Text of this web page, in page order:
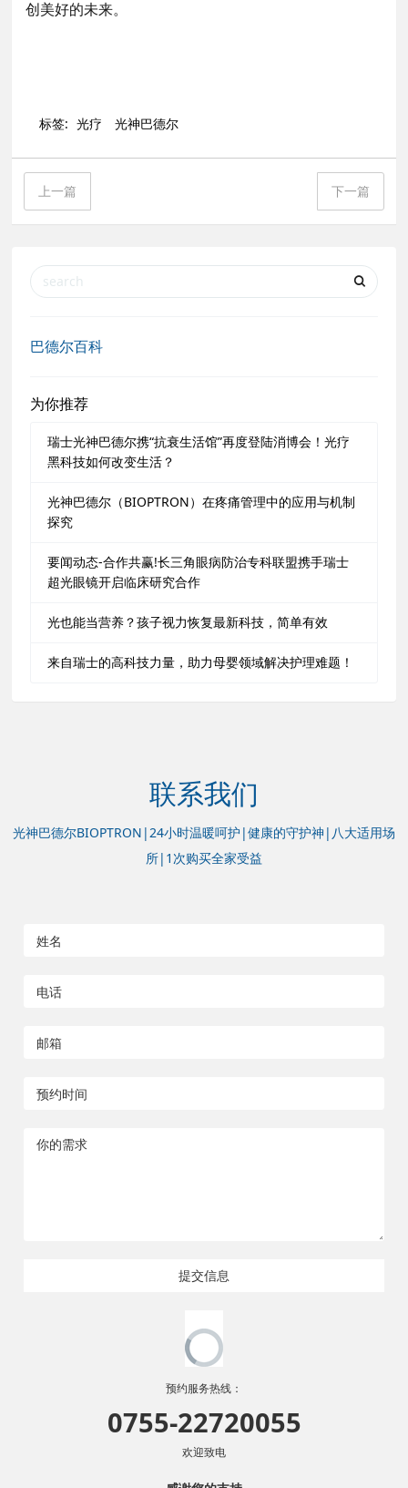
创美好的未来。
标签: 光疗 光神巴德尔
上一篇 下一篇
巴德尔百科
为你推荐
瑞士光神巴德尔携“抗衰生活馆”再度登陆消博会！光疗
黑科技如何改变生活？
光神巴德尔（BIOPTRON）在疼痛管理中的应用与机制
探究
要闻动态-合作共赢!长三角眼病防治专科联盟携手瑞士
超光眼镜开启临床研究合作
光也能当营养？孩子视力恢复最新科技，简单有效
来自瑞士的高科技力量，助力母婴领域解决护理难题！
联系我们
光神巴德尔BIOPTRON|24小时温暖呵护|健康的守护神|八大适用场
所|1次购买全家受益
提交信息
预约服务热线：
0755-22720055
欢迎致电